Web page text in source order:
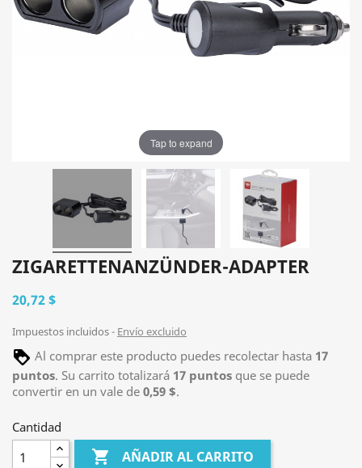
Tap to expand
ZIGARETTENANZÜNDER-ADAPTER
20,72 $
Impuestos incluidos Envío excluido
Al comprar este producto puedes recolectar hasta 17
puntos. Su carrito totalizará 17 puntos que se puede
convertir en un vale de 0,59 $.
Cantidad
 AÑADIR AL CARRITO